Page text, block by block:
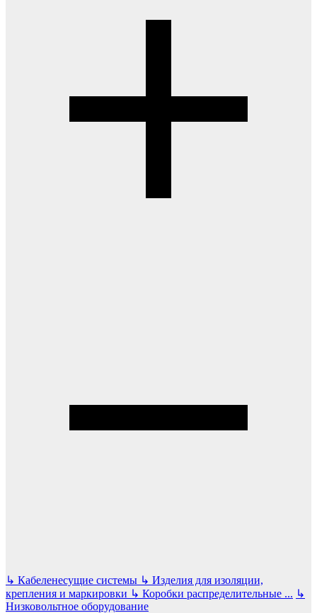
↳ Кабеленесущие системы ↳ Изделия для изоляции,
крепления и маркировки ↳ Коробки распределительные ... ↳
Низковольтное оборудование